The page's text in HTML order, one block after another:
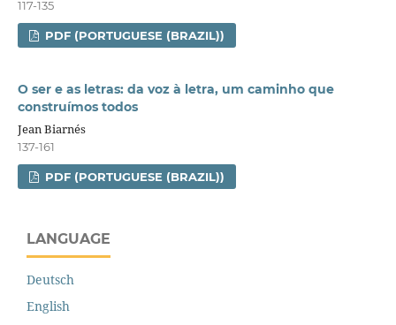
117-135
PDF (PORTUGUESE (BRAZIL))
O ser e as letras: da voz à letra, um caminho que
construímos todos
Jean Biarnés
137-161
PDF (PORTUGUESE (BRAZIL))
LANGUAGE
Deutsch
English